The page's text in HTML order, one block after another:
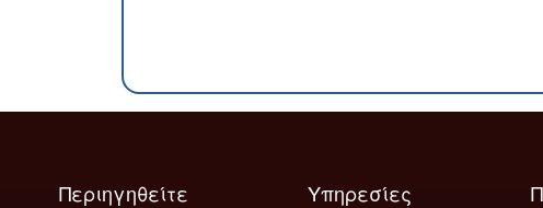
Περιηγηθείτε Υπηρεσίες